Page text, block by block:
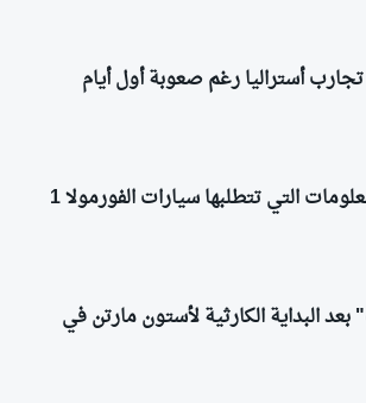
أستراليا رغم صعوبة أول أيام
أوكون: "رأسي سينفجر" من كمية المعلومات التي تتطلبها سيارات الفورمولا 1
الكارثية لأستون مارتن في